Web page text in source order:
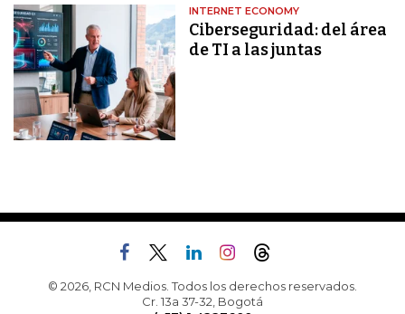
INTERNET ECONOMY
Ciberseguridad: del área
de TI a las juntas
© 2026, RCN Medios. Todos los derechos reservados.
Cr. 13a 37-32, Bogotá